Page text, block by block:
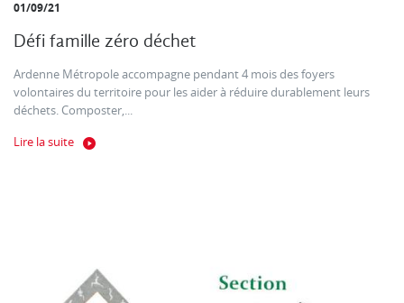
01/09/21
Défi famille zéro déchet
Ardenne Métropole accompagne pendant 4 mois des foyers
volontaires du territoire pour les aider à réduire durablement leurs
déchets. Composter,...
Lire la suite